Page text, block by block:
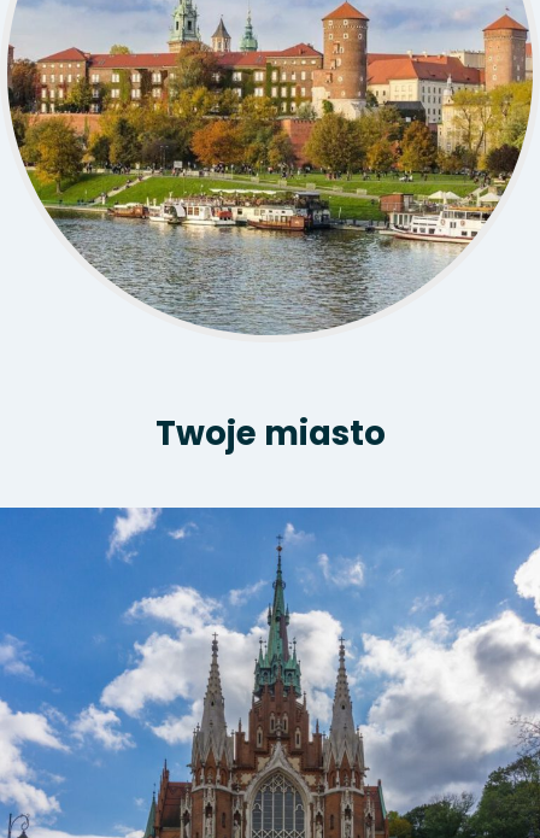
Twoje miasto